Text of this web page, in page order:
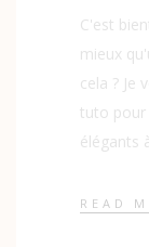
C'est
mieux
cela ? Je
tuto pour
élégants
READ